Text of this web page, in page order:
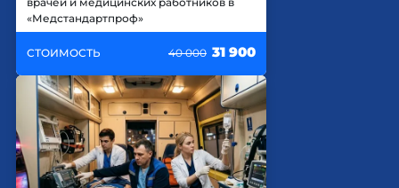
«Медстандартпроф»
СТОИМОСТЬ 40 000 31 900